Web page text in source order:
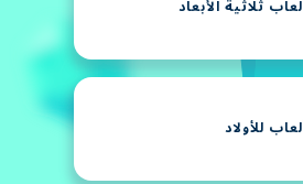
ألعاب ثلاثية الأبعاد
ألعاب للأولاد